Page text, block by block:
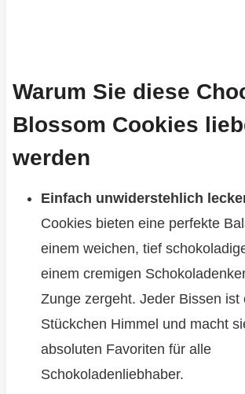
Warum Sie diese
Blossom Cookies
werden
Einfach unwiderstehlich
Cookies bieten eine perfekte
einem weichen, tief
einem cremigen
Zunge zergeht. Jeder Bissen ist
Stückchen Himmel und macht
absoluten Favoriten für alle
Schokoladenliebhaber.